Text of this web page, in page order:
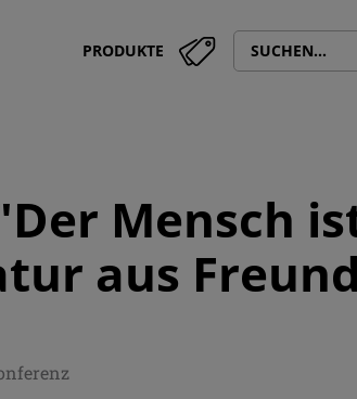
PRODUKTE
Mensch
aus